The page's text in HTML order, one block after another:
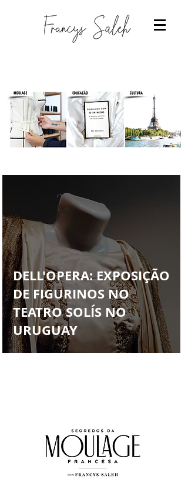
Francys Saleh
DELL'OPERA: EXPOSIÇÃO
DE FIGURINOS NO
TEATRO SOLÍS NO
URUGUAY